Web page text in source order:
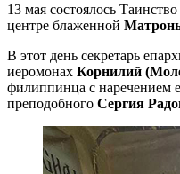
13 мая состоялось
центре блаженной
В этот день секретарь
иеромонах Корнилий
филиппинца с наречением
преподобного Сергия